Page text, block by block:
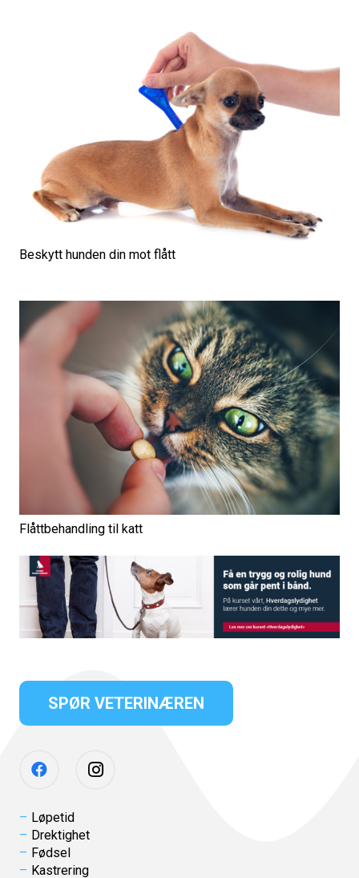
Beskytt hunden din mot flått
Flåttbehandling til katt
SPØR VETERINÆREN
Løpetid
Drektighet
Fødsel
Kastrering